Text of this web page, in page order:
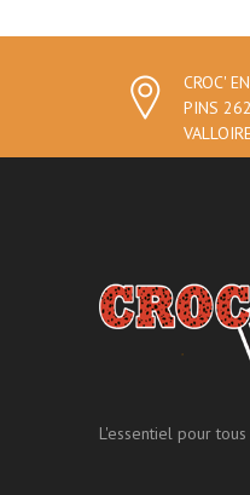
CROC'
PINS
L'essentiel pour